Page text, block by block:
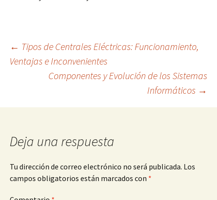
Navegación
entradas
← Tipos de Centrales Eléctricas: Funcionamiento,
Ventajas e Inconvenientes
Componentes y Evolución de los Sistemas
Informáticos →
Deja una respuesta
Tu dirección de correo electrónico no será publicada. Los
campos obligatorios están marcados con *